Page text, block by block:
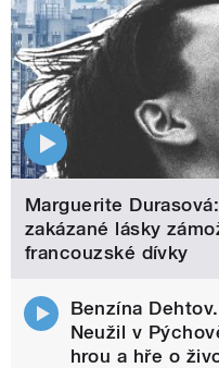
Marguerite
zakázané lásky
francouzské dívky
Benzína
Neužil v
hrou a hře o